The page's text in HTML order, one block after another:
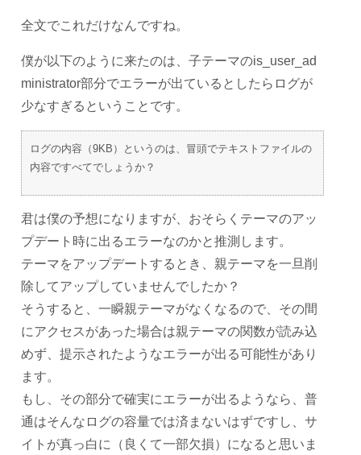
全文でこれだけなんですね。
僕が以下のように来たのは、子テーマのis_user_ad
ministrator部分でエラーが出ているとしたらログが
少なすぎるということです。
ログの内容（9KB）というのは、冒頭でテキストファイルの
内容ですべてでしょうか？
君は僕の予想になりますが、おそらくテーマのアッ
プデート時に出るエラーなのかと推測します。
テーマをアップデートするとき、親テーマを一旦削
除してアップしていませんでしたか？
そうすると、一瞬親テーマがなくなるので、その間
にアクセスがあった場合は親テーマの関数が読み込
めず、提示されたようなエラーが出る可能性があり
ます。
もし、その部分で確実にエラーが出るようなら、普
通はそんなログの容量では済まないはずですし、サ
イトが真っ白に（良くて一部欠損）になると思いま